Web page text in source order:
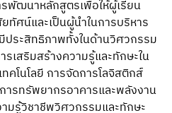
พัฒนาหลักสูตรเพื่อให้ผู้เรียน
ศน์และเป็นผู้นำในการบริหาร
ระสิทธิภาพทั้งในด้านวิศวกรรม
เสริมสร้างความรู้และทักษะใน
คโนโลยี การจัดการโลจิสติกส์
ารทรัพยากรอาคารและพลังงาน
มรู้วิชาชีพวิศวกรรมและทักษะ